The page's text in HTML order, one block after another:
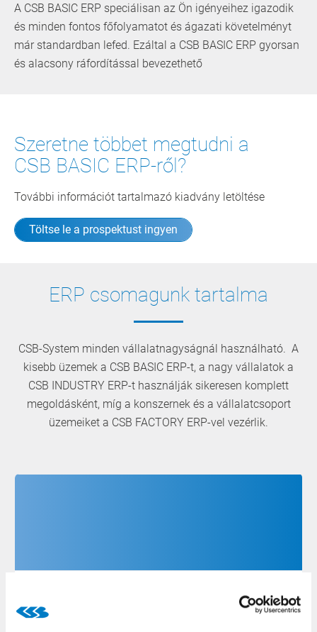
A CSB BASIC ERP speciálisan az Ön igényeihez igazodik
és minden fontos főfolyamatot és ágazati követelményt
már standardban lefed. Ezáltal a CSB BASIC ERP gyorsan
és ­alacsony ráfordítással bevezethető
Szeretne többet megtudni a
CSB BASIC ERP-ről?
További információt tartalmazó kiadvány letöltése
Töltse le a prospektust ingyen
ERP csomagunk tartalma
CSB-System minden vállalatnagyságnál használható. A
kisebb üzemek a CSB BASIC ERP-t, a nagy vállalatok a
CSB INDUSTRY ERP-t használják sikeresen komplett
megoldásként, míg a konszernek és a vállalatcsoport
üzemeiket a CSB FACTORY ERP-vel vezérlik.